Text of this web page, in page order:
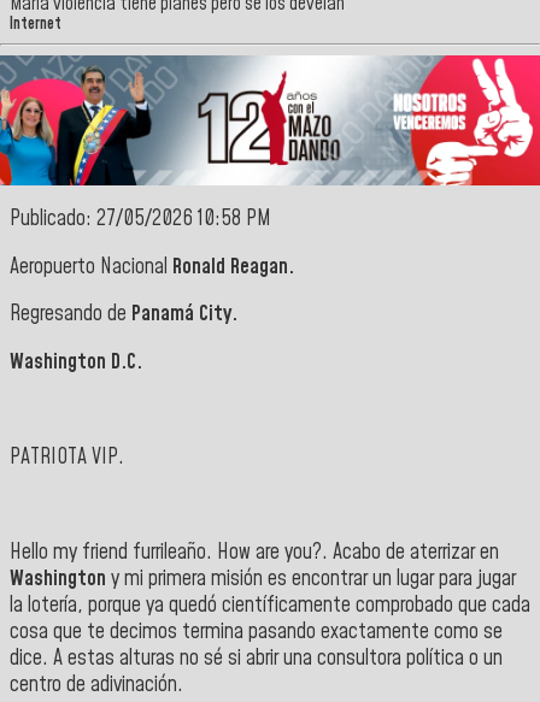
Internet
Publicado: 27/05/2026 10:58 PM
Aeropuerto Nacional Ronald Reagan.
Regresando de Panamá City.
Washington D.C.
PATRIOTA VIP.
Hello my friend furrileaño. How are you?. Acabo de aterrizar en
Washington y mi primera misión es encontrar un lugar para jugar
la lotería, porque ya quedó científicamente comprobado que cada
cosa que te decimos termina pasando exactamente como se
dice. A estas alturas no sé si abrir una consultora política o un
centro de adivinación.